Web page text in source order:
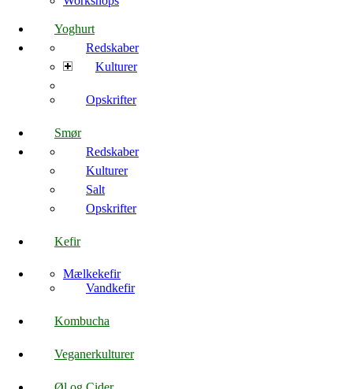
Yoghurt
Redskaber
Kulturer
Opskrifter
Smør
Redskaber
Kulturer
Salt
Opskrifter
Kefir
Mælkekefir
Vandkefir
Kombucha
Veganerkulturer